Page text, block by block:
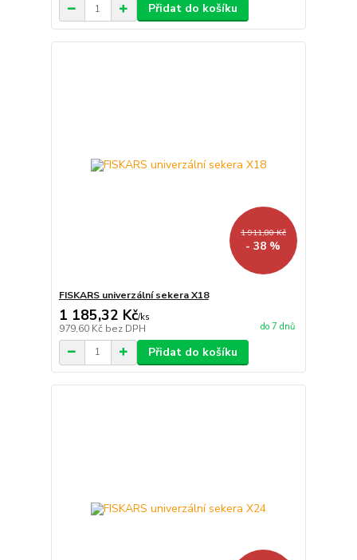
Přidat do košíku
1 911,80 Kč
- 38 %
FISKARS univerzální sekera X18
1 185,32 Kč/ks
979,60 Kč bez DPH do 7 dnů
Přidat do košíku